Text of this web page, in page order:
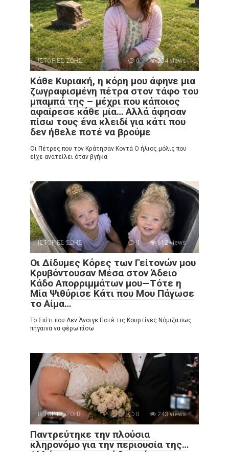
ΙΣΤΟΡΙΕΣ ΖΩΗΣ 0 254 views
Κάθε Κυριακή, η κόρη μου άφηνε μια
ζωγραφισμένη πέτρα στον τάφο του
μπαμπά της – μέχρι που κάποιος
αφαίρεσε κάθε μία… Αλλά άφησαν
πίσω τους ένα κλειδί για κάτι που
δεν ήθελε ποτέ να βρούμε
Οι Πέτρες που τον Κράτησαν Κοντά Ο ήλιος μόλις που
είχε ανατείλει όταν βγήκα
ΙΣΤΟΡΙΕΣ ΖΩΗΣ 0 612 views
Οι Δίδυμες Κόρες των Γείτονών μου
Κρυβόντουσαν Μέσα στον Άδειο
Κάδο Απορριμμάτων μου—Τότε η
Μία Ψιθύρισε Κάτι που Μου Πάγωσε
το Αίμα…
Το Σπίτι που Δεν Άνοιγε Ποτέ τις Κουρτίνες Νόμιζα πως
πήγαινα να φέρω πίσω
ΙΣΤΟΡΙΕΣ ΖΩΗΣ 0 243 views
Παντρεύτηκε την πλούσια
κληρονόμο για την περιουσία της…